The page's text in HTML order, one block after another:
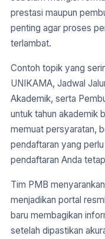
prestasi maupun
penting agar proses
terlambat.
Contoh topik yang
UNIKAMA, Jadwal
Akademik, serta
untuk tahun akademik
memuat persyaratan,
pendaftaran yang
pendaftaran Anda
Tim PMB
menjadikan portal
baru membagikan
setelah dipastikan